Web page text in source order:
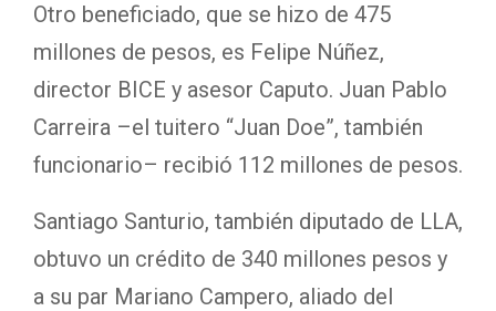
Otro beneficiado, que se hizo de 475
millones de pesos, es Felipe Núñez,
director BICE y asesor Caputo. Juan Pablo
Carreira –el tuitero “Juan Doe”, también
funcionario– recibió 112 millones de pesos.
Santiago Santurio, también diputado de LLA,
obtuvo un crédito de 340 millones pesos y
a su par Mariano Campero, aliado del